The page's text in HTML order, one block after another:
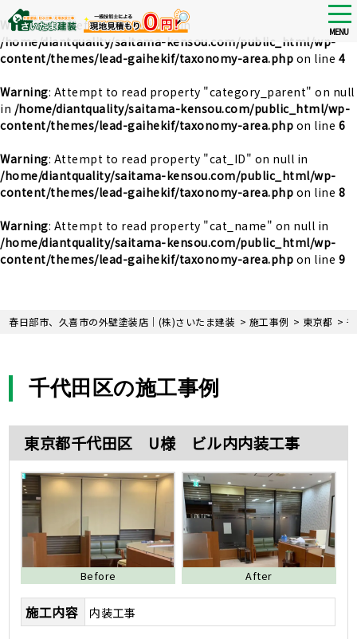
Warning: Undefined array key 0 in
/home/diantquality/saitama-kensou.com/public_html/wp-
content/themes/lead-gaihekif/taxonomy-area.php on line 4
Warning: Attempt to read property "category_parent" on null
in /home/diantquality/saitama-kensou.com/public_html/wp-
content/themes/lead-gaihekif/taxonomy-area.php on line 6
Warning: Attempt to read property "cat_ID" on null in
/home/diantquality/saitama-kensou.com/public_html/wp-
content/themes/lead-gaihekif/taxonomy-area.php on line 8
Warning: Attempt to read property "cat_name" on null in
/home/diantquality/saitama-kensou.com/public_html/wp-
content/themes/lead-gaihekif/taxonomy-area.php on line 9
Skip
MENU
春日部市、久喜市の外壁塗装店｜(株)さいたま建装 > 施工事例 > 東京都 >
千代田区の施工事例
東京都千代田区 U様 ビル内内装工事
Before After
施工内容 内装工事